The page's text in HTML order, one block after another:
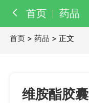
首页 药品
首页 >药品 > 正文
维胺酯胶囊